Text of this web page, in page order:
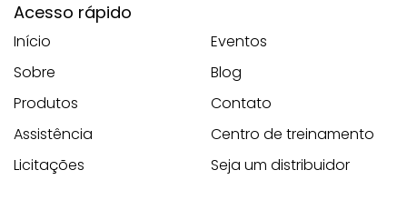
Acesso rápido
Início
Sobre
Produtos
Assistência
Licitações
Eventos
Blog
Contato
Centro de treinamento
Seja um distribuidor